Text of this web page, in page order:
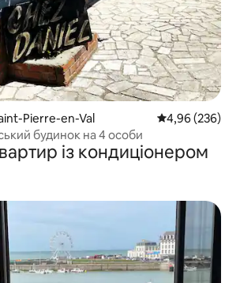
Pierre-en-Val Середня
4,96 (236)
будинок на 4 особи
із кондиціонером